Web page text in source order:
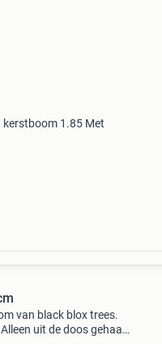
kerstboom 1.85 Met
van black blox trees.
uit de doos gehaald